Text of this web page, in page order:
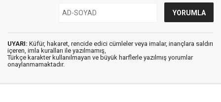
UYARI: Küfür, hakaret, rencide edici cümleler veya imalar, inançlara saldırı
içeren, imla kuralları ile yazılmamış,
Türkçe karakter kullanılmayan ve büyük harflerle yazılmış yorumlar
onaylanmamaktadır.